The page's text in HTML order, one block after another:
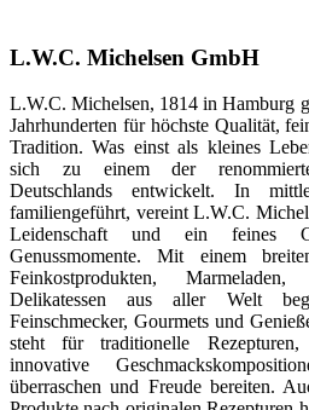
L.W.C. Michelsen GmbH
L.W.C. Michelsen, 1814 in Hamburg
Jahrhunderten für höchste Qualität,
Tradition. Was einst als kleines
sich zu einem der
Deutschlands entwickelt. In
familiengeführt, vereint L.W.C.
Leidenschaft und ein feines
Genussmomente. Mit einem
Feinkostprodukten,
Delikatessen aus aller Welt
Feinschmecker, Gourmets und
steht für traditionelle
innovative
überraschen und Freude bereiten.